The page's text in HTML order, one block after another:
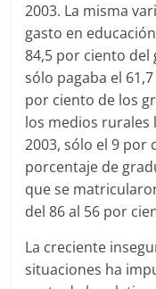
2003. La misma
gasto en
84,5 por ciento del
sólo pagaba el
por ciento de los
los medios rurales
2003, sólo el 9 por
porcentaje de
que se
del 86 al 56 por
La creciente
situaciones ha